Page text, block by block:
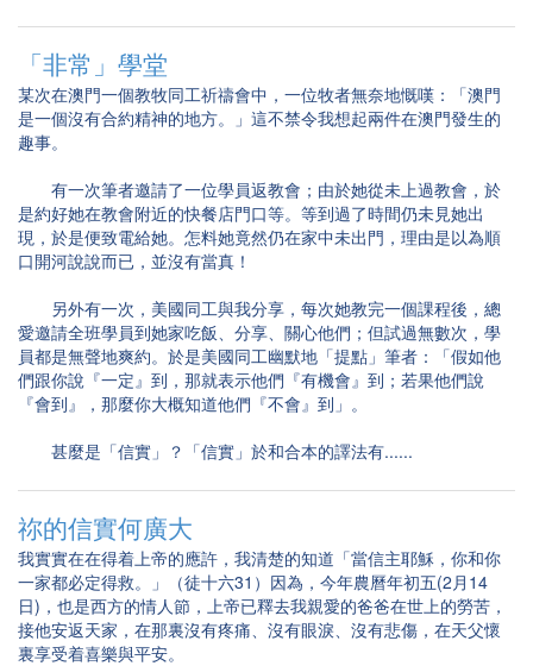
「非常」學堂
某次在澳門一個教牧同工祈禱會中，一位牧者無奈地慨嘆：「澳門
是一個沒有合約精神的地方。」這不禁令我想起兩件在澳門發生的
趣事。
有一次筆者邀請了一位學員返教會；由於她從未上過教會，於
是約好她在教會附近的快餐店門口等。等到過了時間仍未見她出
現，於是便致電給她。怎料她竟然仍在家中未出門，理由是以為順
口開河說說而已，並沒有當真！
另外有一次，美國同工與我分享，每次她教完一個課程後，總
愛邀請全班學員到她家吃飯、分享、關心他們；但試過無數次，學
員都是無聲地爽約。於是美國同工幽默地「提點」筆者：「假如他
們跟你說『一定』到，那就表示他們『有機會』到；若果他們說
『會到』，那麼你大概知道他們『不會』到」。
甚麼是「信實」？「信實」於和合本的譯法有......
祢的信實何廣大
我實實在在得着上帝的應許，我清楚的知道「當信主耶穌，你和你
一家都必定得救。」（徒十六31）因為，今年農曆年初五(2月14
日)，也是西方的情人節，上帝已釋去我親愛的爸爸在世上的勞苦，
接他安返天家，在那裏沒有疼痛、沒有眼淚、沒有悲傷，在天父懷
裏享受着喜樂與平安。